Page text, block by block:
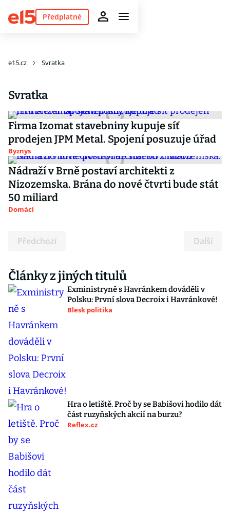
Předplatné
e15.cz Svratka
Svratka
Firma Izomat stavebniny kupuje síť
prodejen JPM Metal. Spojení posuzuje úřad
Byznys
Nádraží v Brně postaví architekti z
Nizozemska. Brána do nové čtvrti bude stát
50 miliard
Domácí
Předchozí Další
Články z jiných titulů
Exministryně s Havránkem dováděli v
Polsku: První slova Decroix i Havránkové!
Blesk politika
Hra o letiště. Proč by se Babišovi hodilo dát
část ruzyňských akcií na burzu?
Reflex.cz